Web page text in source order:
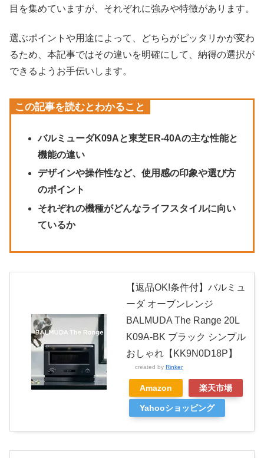
目を集めていますが、それぞれに強みや特徴があります。
選ぶポイントや用途によって、どちらがピッタリかが変わ
るため、本記事ではその違いを明確にして、納得の選択が
できるようお手伝いします。
この記事を読むとわかること
バルミューダK09Aと東芝ER-40Aの主な性能と
機能の違い
デザインや操作性など、使用感の印象や選び方
のポイント
それぞれの機種がどんなライフスタイルに向い
ているか
【返品OK!条件付】バルミュ
ーダ オーブンレンジ
BALMUDA The Range 20L
K09A-BK ブラック シンプル
おしゃれ【KK9N0D18P】
created by Rinker
Amazon 楽天市場
Yahooショッピング